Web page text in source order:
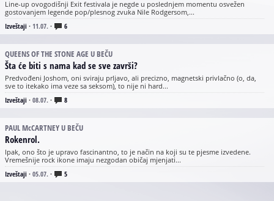
Line-up ovogodišnji Exit festivala je negde u poslednjem momentu osvežen
gostovanjem legende pop/plesnog zvuka Nile Rodgersom,...
Izveštaji · 11.07. · 6
QUEENS OF THE STONE AGE U BEČU
Šta će biti s nama kad se sve završi?
Predvođeni Joshom, oni sviraju prljavo, ali precizno, magnetski privlačno (o, da,
sve to itekako ima veze sa seksom), to nije ni hard...
Izveštaji · 08.07. · 8
PAUL McCARTNEY U BEČU
Rokenrol.
Ipak, ono što je upravo fascinantno, to je način na koji su te pjesme izvedene.
Vremešnije rock ikone imaju nezgodan običaj mjenjati...
Izveštaji · 05.07. · 5